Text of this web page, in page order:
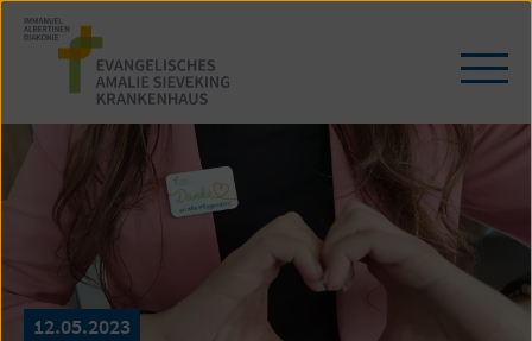
Zum
Seiteninhalt
springen
/
12.05.2023